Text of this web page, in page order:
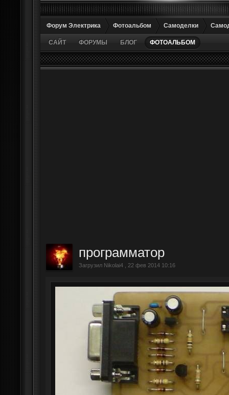
Форум Электрика Фотоальбом Самоделки
САЙТ ФОРУМЫ БЛОГ ФОТОАЛЬБОМ
программатор
Загрузил Nikolai4 , 22 фев 2014 10:16